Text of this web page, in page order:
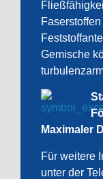
Gemische
Maximaler
Für weitere
unter der